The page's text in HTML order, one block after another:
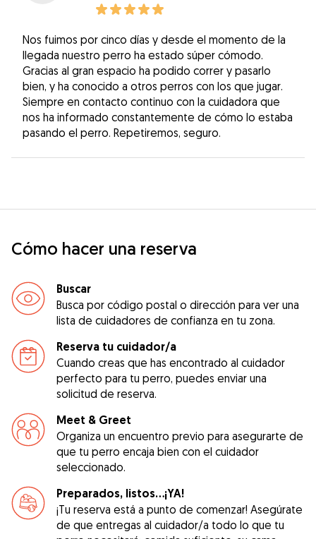
Nos fuimos por cinco días y desde el momento de la
llegada nuestro perro ha estado súper cómodo.
Gracias al gran espacio ha podido correr y pasarlo
bien, y ha conocido a otros perros con los que jugar.
Siempre en contacto continuo con la cuidadora que
nos ha informado constantemente de cómo lo estaba
pasando el perro. Repetiremos, seguro.
Cómo hacer una reserva
Buscar
Busca por código postal o dirección para ver una
lista de cuidadores de confianza en tu zona.
Reserva tu cuidador/a
Cuando creas que has encontrado al cuidador
perfecto para tu perro, puedes enviar una
solicitud de reserva.
Meet & Greet
Organiza un encuentro previo para asegurarte de
que tu perro encaja bien con el cuidador
seleccionado.
Preparados, listos...¡YA!
¡Tu reserva está a punto de comenzar! Asegúrate
de que entregas al cuidador/a todo lo que tu